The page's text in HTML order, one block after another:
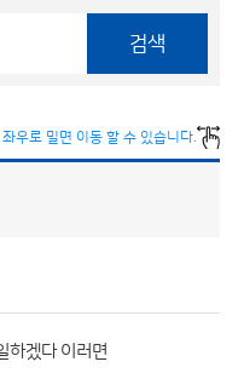
검색
좌우로 밀면 이동 할 수 있습니다.
하겠다 이러면